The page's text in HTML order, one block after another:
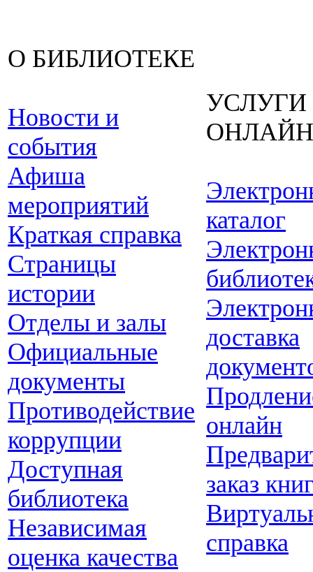
О БИБЛИОТЕКЕ
Новости и
события
Афиша
мероприятий
Краткая справка
Страницы
истории
Отделы и залы
Официальные
документы
Противодействие
коррупции
Доступная
библиотека
Независимая
оценка качества
УСЛУГИ
ОНЛАЙН
каталог
доставка
онлайн
заказ
справка